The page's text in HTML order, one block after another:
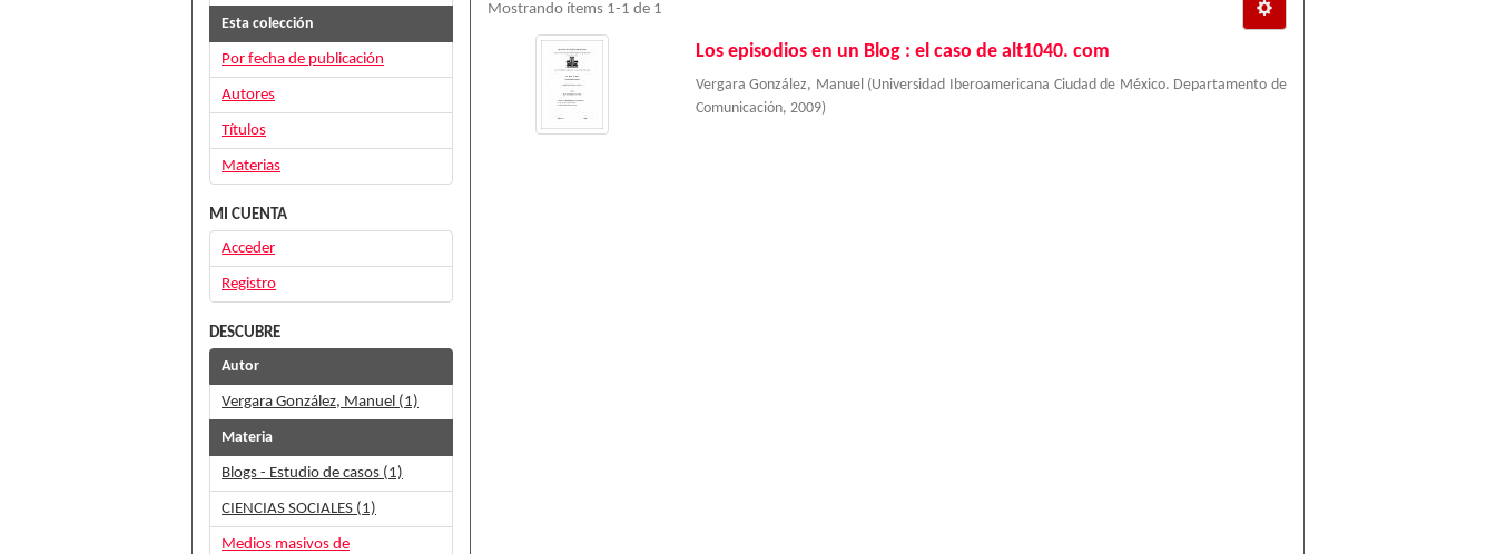
Mostrando ítems 1-1 de 1
Los episodios en un Blog : el caso de alt1040. com
Vergara González, Manuel (Universidad Iberoamericana Ciudad de México. Departamento de
Comunicación, 2009)
Esta colección
Por fecha de publicación
Autores
Títulos
Materias
MI CUENTA
Acceder
Registro
DESCUBRE
Autor
Vergara González, Manuel (1)
Materia
Blogs - Estudio de casos (1)
CIENCIAS SOCIALES (1)
Medios masivos de